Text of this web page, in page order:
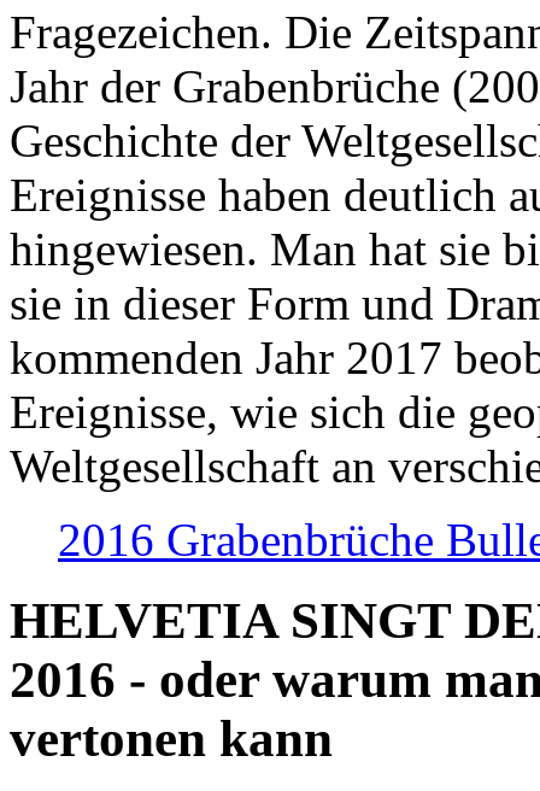
Fragezeichen. Die
Jahr der Grabenbrüche
Geschichte der
Ereignisse haben deutlich
hingewiesen. Man hat sie
sie in dieser Form und
kommenden Jahr 2017
Ereignisse, wie sich die
Weltgesellschaft an
2016 Grabenbrüche
HELVETIA SINGT
2016 - oder warum
vertonen kann